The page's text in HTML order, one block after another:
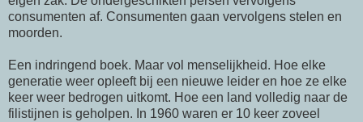
consumenten af. Consumenten gaan vervolgens stelen en
moorden.
Een indringend boek. Maar vol menselijkheid. Hoe elke
generatie weer opleeft bij een nieuwe leider en hoe ze elke
keer weer bedrogen uitkomt. Hoe een land volledig naar de
filistijnen is geholpen. In 1960 waren er 10 keer zoveel